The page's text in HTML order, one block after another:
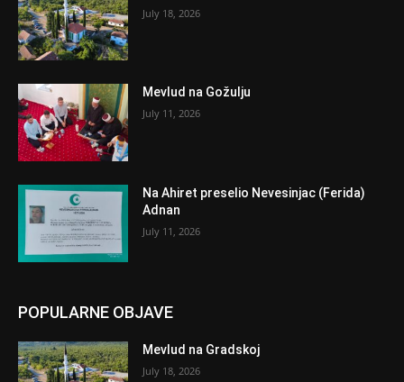
July 18, 2026
Mevlud na Gožulju
July 11, 2026
Na Ahiret preselio Nevesinjac (Ferida)
Adnan
July 11, 2026
POPULARNE OBJAVE
Mevlud na Gradskoj
July 18, 2026